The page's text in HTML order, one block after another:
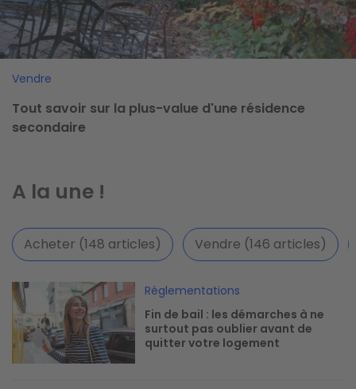
Vendre
Tout savoir sur la plus-value d'une résidence
secondaire
A la une !
Acheter (148 articles) Vendre (146 articles)
Image
Réglementations
Fin de bail : les démarches à ne
surtout pas oublier avant de
quitter votre logement